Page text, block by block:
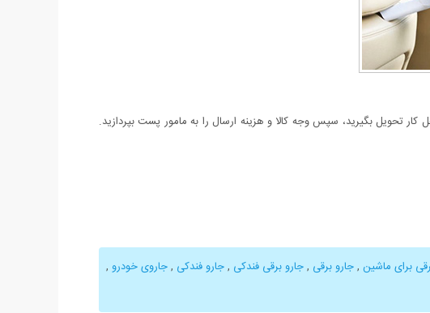
تحویل بگیرید، سپس وجه کالا و هزینه ارسال را به مامور پست بپردازید.
برای ماشین ,جارو برقی ,جارو برقی فندکی ,جارو فندکی ,جاروی خودرو ,